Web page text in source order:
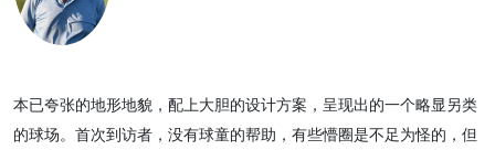
球手能窥见远古沙丘下的真实地貌。 绵延不绝的沙丘和湛蓝的天空让
人有时会产生置身于爱尔兰的错觉，仿佛巨大的沙丘后便是大海。然
你从未见过美国中西部草原的美景，这里绝对值得一游。
本已夸张的地形地貌，配上大胆的设计方案，呈现出的一个略显另类
的球场。首次到访者，没有球童的帮助，有些懵圈是不足为怪的，但